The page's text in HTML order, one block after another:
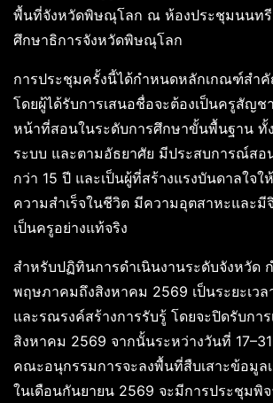
พื้นที่จังหวัดพิษณุโลก ณ ห้องประชุมนนท
ศึกษาธิการจังหวัดพิษณุโลก
การประชุมครั้งนี้ได้กำหนดหลักเกณฑ์สำ
โดยผู้ได้รับการเสนอชื่อจะต้องเป็นครูสัญ
หน้าที่สอนในระดับการศึกษาขั้นพื้นฐาน ทั้
ระบบ และตามอัธยาศัย มีประสบการณ์สอ
กว่า 15 ปี และเป็นผู้ที่สร้างแรงบันดาลใจ
ความสำเร็จในชีวิต มีความอุตสาหะและ
เป็นครูอย่างแท้จริง
สำหรับปฏิทินการดำเนินงานระดับจังหวัด
พฤษภาคมถึงสิงหาคม 2569 เป็นระยะเว
และรณรงค์สร้างการรับรู้ โดยจะปิดรับกา
สิงหาคม 2569 จากนั้นระหว่างวันที่
คณะอนุกรรมการจะลงพื้นที่สืบเสาะข้อมูล
ในเดือนกันยายน 2569 จะมีการประชุมพิ